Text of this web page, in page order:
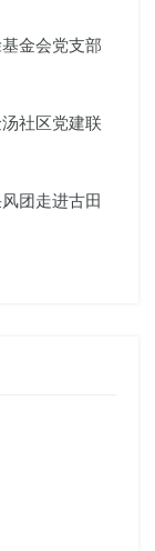
金会党支部
社区党建联
团走进古田